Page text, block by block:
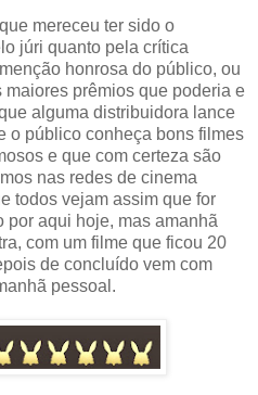
mereceu ter sido o
júri quanto pela crítica
honrosa do público, ou
prêmios que poderia e
alguma distribuidora lance
o público conheça bons filmes
e que com certeza são
nas redes de cinema
todos vejam assim que for
por aqui hoje, mas amanhã
com um filme que ficou 20
de concluído vem com
pessoal.